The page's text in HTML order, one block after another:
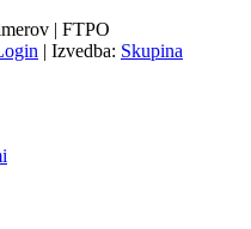
| FTPO
| Izvedba: Skupina